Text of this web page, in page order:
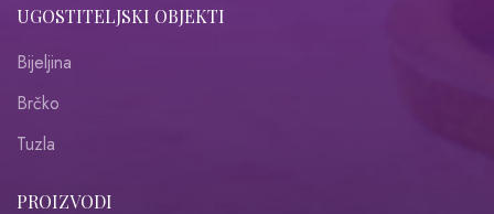
UGOSTITELJSKI OBJEKTI
Bijeljina
Brčko
Tuzla
PROIZVODI